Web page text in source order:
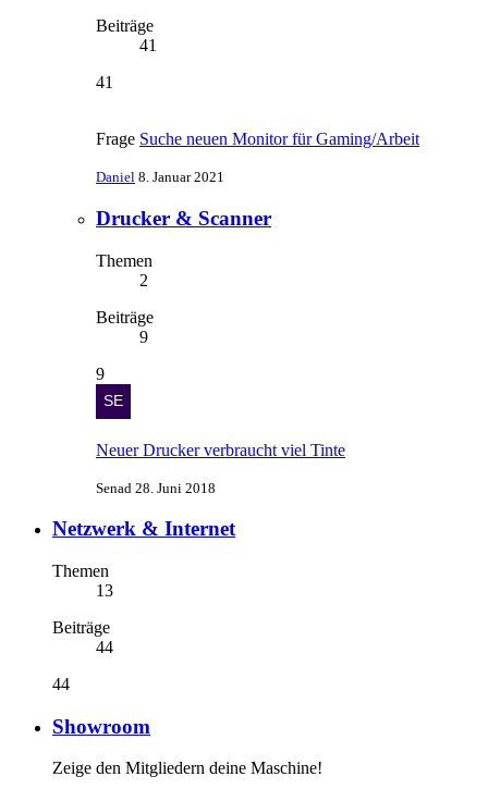
Beiträge
41
41
Frage Suche neuen Monitor für Gaming/Arbeit
Daniel 8. Januar 2021
Drucker & Scanner
Themen
2
Beiträge
9
9
Neuer Drucker verbraucht viel Tinte
Senad 28. Juni 2018
Netzwerk & Internet
Themen
13
Beiträge
44
44
Showroom
Zeige den Mitgliedern deine Maschine!